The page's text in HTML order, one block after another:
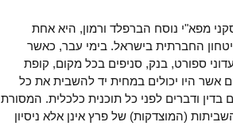
מפא"י נוסח הברפלד ורמון, היא אחת
החברתית בישראל. בימי עבר, כאשר
ספורט, בנק, סניפים בכל מקום, קופת
אשר היו יכולים במחית יד להשבית את כל
ודברים לפני כל תוכנית כלכלית. המסורת
(המוצדקות) של פרץ אינן אלא ניסיון